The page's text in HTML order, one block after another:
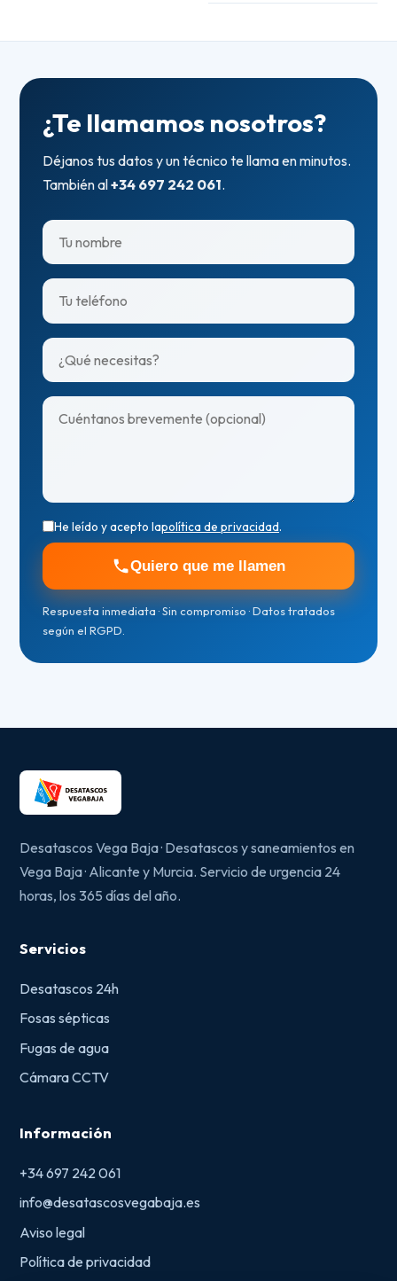
¿Te llamamos nosotros?
Déjanos tus datos y un técnico te llama en minutos.
También al+34 697 242 061.
He leído y acepto lapolítica de privacidad.
Quiero que me llamen
Respuesta inmediata · Sin compromiso · Datos tratados
según el RGPD.
Desatascos Vega Baja · Desatascos y saneamientos en
Vega Baja · Alicante y Murcia. Servicio de urgencia 24
horas, los 365 días del año.
Servicios
Desatascos 24h
Fosas sépticas
Fugas de agua
Cámara CCTV
Información
+34 697 242 061
info@desatascosvegabaja.es
Aviso legal
Política de privacidad